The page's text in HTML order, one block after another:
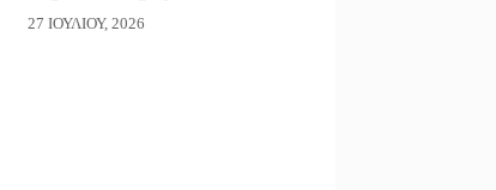
27 ΙΟΥΛΊΟΥ, 2026